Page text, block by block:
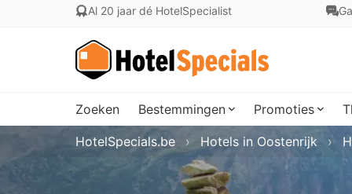
Al 20 jaar dé HotelSpecialist
Zoeken Bestemmingen Promoties
HotelSpecials.be Hotels in Oostenrijk